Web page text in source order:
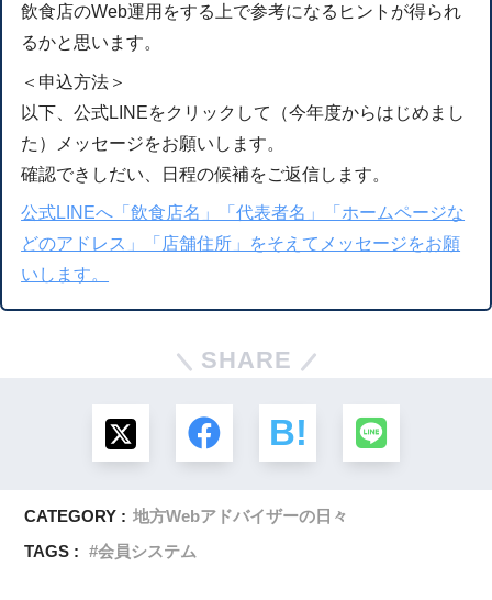
飲食店のWeb運用をする上で参考になるヒントが得られ
るかと思います。
＜申込方法＞
以下、公式LINEをクリックして（今年度からはじめまし
た）メッセージをお願いします。
確認できしだい、日程の候補をご返信します。
公式LINEへ「飲食店名」「代表者名」「ホームページな
どのアドレス」「店舗住所」をそえてメッセージをお願
いします。
SHARE
CATEGORY : 地方Webアドバイザーの日々
TAGS :
会員システム